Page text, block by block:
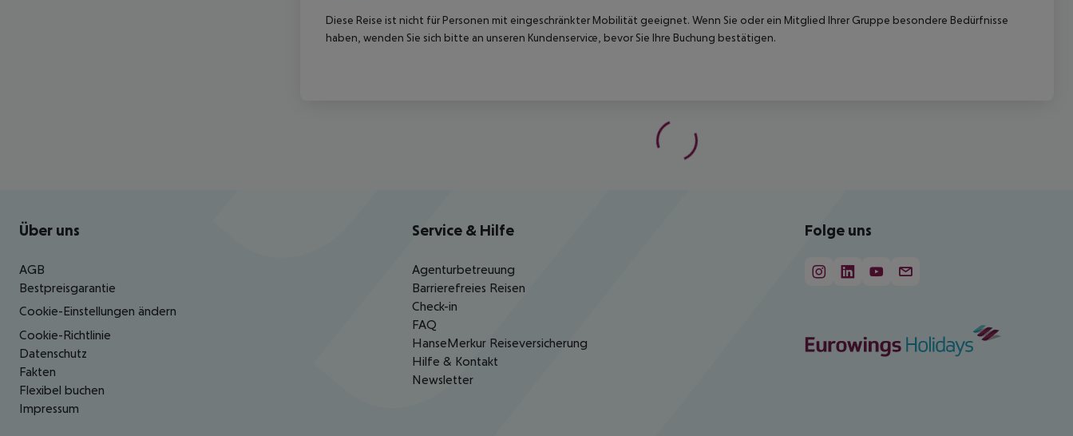
Diese Reise ist nicht für Personen mit eingeschränkter Mobilität geeignet. Wenn Sie oder ein Mitglied Ihrer Gruppe besondere Bedürfnisse
haben, wenden Sie sich bitte an unseren Kundenservice, bevor Sie Ihre Buchung bestätigen.
Footer navigation
Über uns
AGB
Bestpreisgarantie
Cookie-Einstellungen ändern
Cookie-Richtlinie
Datenschutz
Fakten
Flexibel buchen
Impressum
Service & Hilfe
Agenturbetreuung
Barrierefreies Reisen
Check-in
FAQ
HanseMerkur Reiseversicherung
Hilfe & Kontakt
Newsletter
Folge uns